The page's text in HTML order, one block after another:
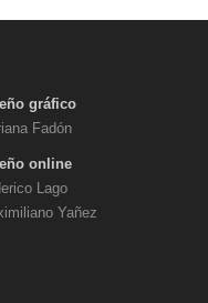
gráfico
Fadón
online
Lago
Yañez